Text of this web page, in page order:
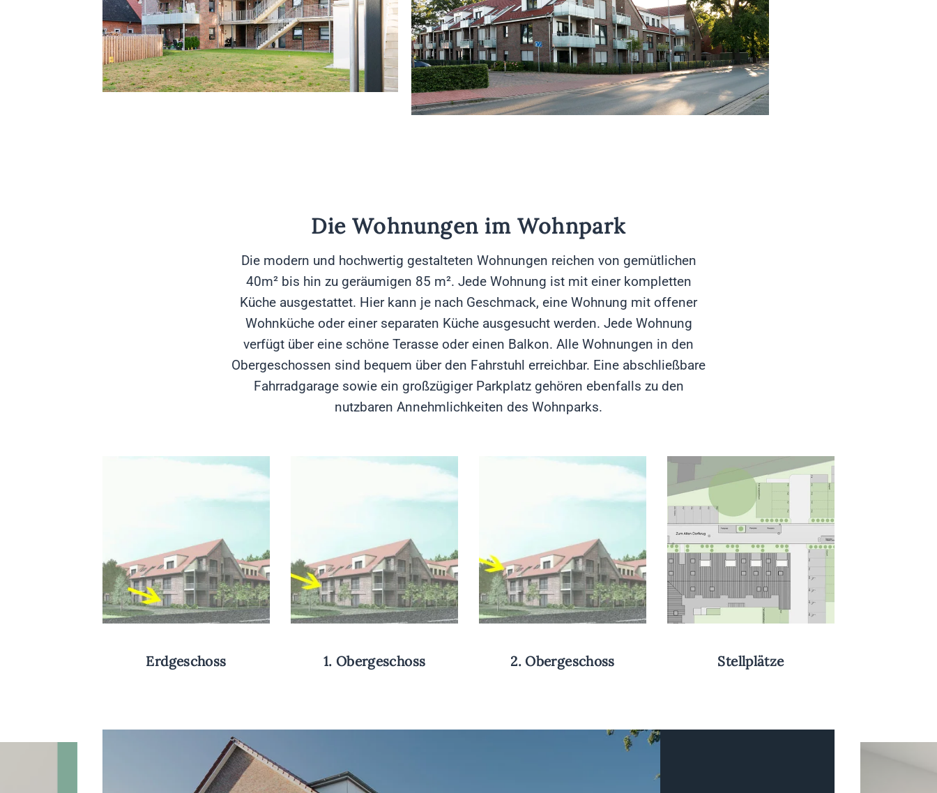
Die Wohnungen im Wohnpark
Die modern und hochwertig gestalteten Wohnungen reichen von gemütlichen
40m² bis hin zu geräumigen 85 m². Jede Wohnung ist mit einer kompletten
Küche ausgestattet. Hier kann je nach Geschmack, eine Wohnung mit offener
Wohnküche oder einer separaten Küche ausgesucht werden. Jede Wohnung
verfügt über eine schöne Terasse oder einen Balkon. Alle Wohnungen in den
Obergeschossen sind bequem über den Fahrstuhl erreichbar. Eine abschließbare
Fahrradgarage sowie ein großzügiger Parkplatz gehören ebenfalls zu den
nutzbaren Annehmlichkeiten des Wohnparks.
Erdgeschoss 1. Obergeschoss 2. Obergeschoss Stellplätze